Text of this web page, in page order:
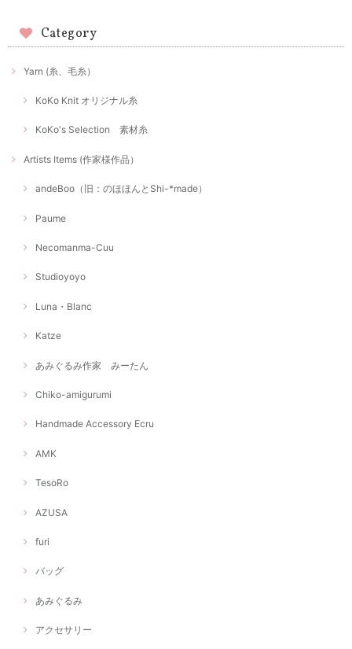
Category
Yarn (糸、毛糸）
KoKo Knit オリジナル糸
KoKo's Selection 素材糸
Artists Items (作家様作品）
andeBoo（旧：のほほんとShi-*made）
Paume
Necomanma-Cuu
Studioyoyo
Luna・Blanc
Katze
あみぐるみ作家 みーたん
Chiko-amigurumi
Handmade Accessory Ecru
AMK
TesoRo
AZUSA
furi
バッグ
あみぐるみ
アクセサリー